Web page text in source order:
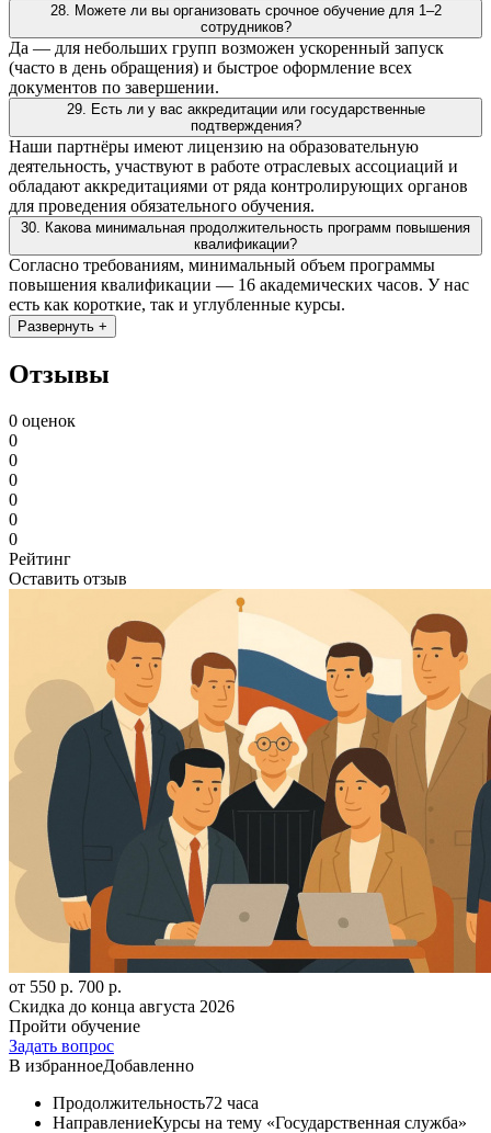
28. Можете ли вы организовать срочное обучение для 1–2
сотрудников?
Да — для небольших групп возможен ускоренный запуск
(часто в день обращения) и быстрое оформление всех
документов по завершении.
29. Есть ли у вас аккредитации или государственные
подтверждения?
Наши партнёры имеют лицензию на образовательную
деятельность, участвуют в работе отраслевых ассоциаций и
обладают аккредитациями от ряда контролирующих органов
для проведения обязательного обучения.
30. Какова минимальная продолжительность программ повышения
квалификации?
Согласно требованиям, минимальный объем программы
повышения квалификации — 16 академических часов. У нас
есть как короткие, так и углубленные курсы.
Развернуть +
Отзывы
0 оценок
0
0
0
0
0
0
Рейтинг
Оставить отзыв
от 550 р. 700 р.
Скидка до конца августа 2026
Пройти обучение
Задать вопрос
В избранноеДобавленно
Продолжительность72 часа
НаправлениеКурсы на тему «Государственная служба»